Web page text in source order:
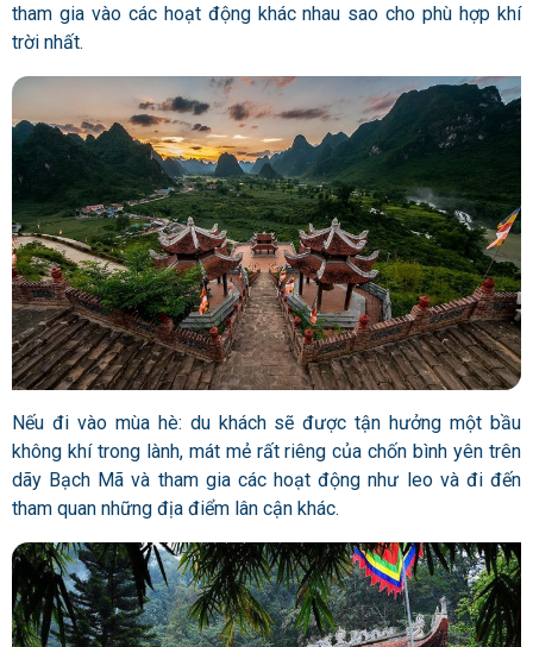
tham gia vào các hoạt động khác nhau sao cho phù hợp khí
trời nhất.
Nếu đi vào mùa hè: du khách sẽ được tận hưởng một bầu
không khí trong lành, mát mẻ rất riêng của chốn bình yên trên
dãy Bạch Mã và tham gia các hoạt động như leo và đi đến
tham quan những địa điểm lân cận khác.